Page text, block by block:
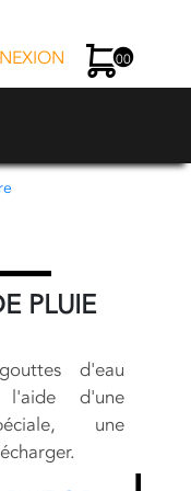
00
PLUIE
d'eau
d'une
une